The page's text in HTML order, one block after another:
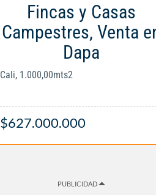
Fincas y Casas
Campestres, Venta
Dapa
Cali, 1.000,00mts2
$627.000.000
PUBLICIDAD